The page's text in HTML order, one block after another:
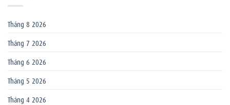
Tháng 8 2026
Tháng 7 2026
Tháng 6 2026
Tháng 5 2026
Tháng 4 2026